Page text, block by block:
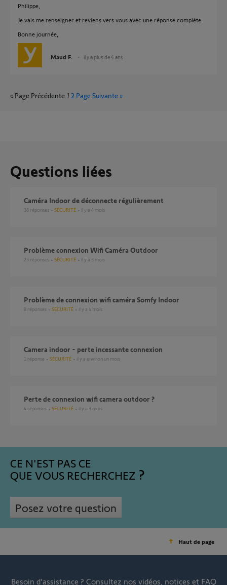
Philippe,
Je vais me renseigner et reviens vers vous avec une réponse complète.
Bonne journée,
Maud F. il y a plus de 4 ans
« Page Précédente 1 2 Page Suivante »
Questions liées
Caméra Indoor de déconnecte régulièrement
38 réponses SÉCURITÉ il y a 4 mois
Problème connexion Wifi Caméra Outdoor
23 réponses SÉCURITÉ il y a 3 mois
Problème de connexion wifi caméra Somfy Indoor
8 réponses SÉCURITÉ il y a 4 mois
Camera indoor - perte incessante connexion
1 réponse SÉCURITÉ il y a environ un mois
perte de connexion wifi camera outdoor ?
4 réponses SÉCURITÉ il y a 3 mois
CE N'EST PAS CE
QUE VOUS RECHERCHEZ
Posez votre question
Haut de page
Besoin d’assistance ? Consultez nos vidéos, notices et FAQ